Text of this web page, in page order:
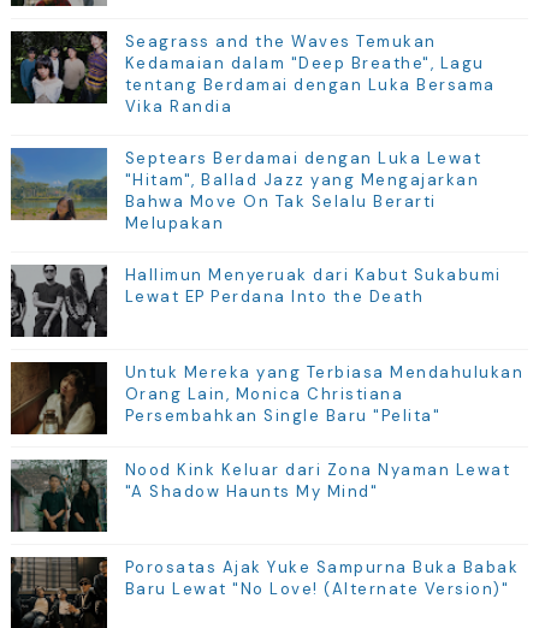
Seagrass and the Waves Temukan
Kedamaian dalam "Deep Breathe", Lagu
tentang Berdamai dengan Luka Bersama
Vika Randia
Septears Berdamai dengan Luka Lewat
"Hitam", Ballad Jazz yang Mengajarkan
Bahwa Move On Tak Selalu Berarti
Melupakan
Hallimun Menyeruak dari Kabut Sukabumi
Lewat EP Perdana Into the Death
Untuk Mereka yang Terbiasa Mendahulukan
Orang Lain, Monica Christiana
Persembahkan Single Baru "Pelita"
Nood Kink Keluar dari Zona Nyaman Lewat
"A Shadow Haunts My Mind"
Porosatas Ajak Yuke Sampurna Buka Babak
Baru Lewat "No Love! (Alternate Version)"